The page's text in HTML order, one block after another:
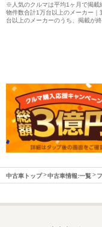
※人気のクルマは平均1ヶ月で掲載
物件数合計1万台以上のメーカー
台以上のメーカーのうち、掲載が
中古車トップ 中古車情報:一覧